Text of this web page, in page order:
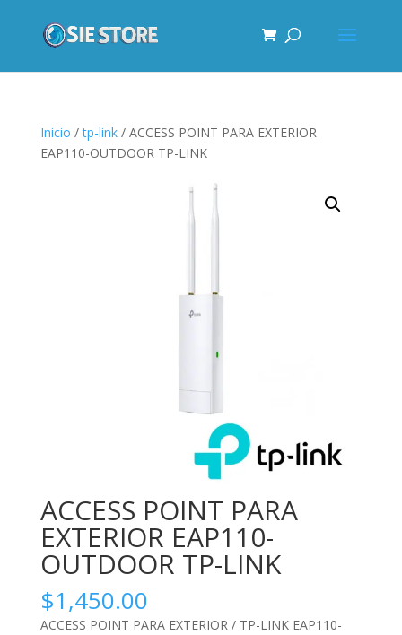
Inicio /tp-link/ ACCESS POINT PARA EXTERIOR
EAP110-OUTDOOR TP-LINK
ACCESS POINT PARA
EXTERIOR EAP110-
OUTDOOR TP-LINK
$1,450.00
ACCESS POINT PARA EXTERIOR / TP-LINK EAP110-